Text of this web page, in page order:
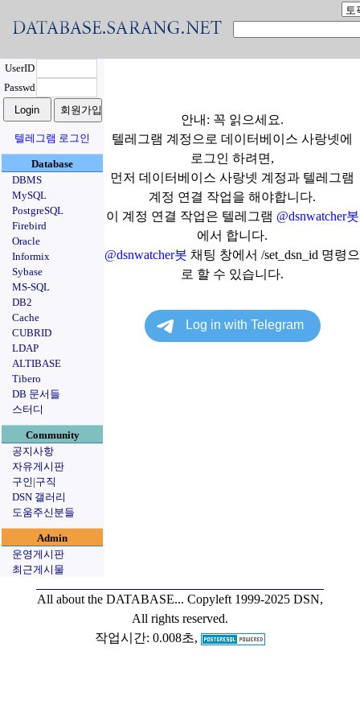
UserID
Passwd
텔레그램 로그인
Database
DBMS
MySQL
PostgreSQL
Firebird
Oracle
Informix
Sybase
MS-SQL
DB2
Cache
CUBRID
LDAP
ALTIBASE
Tibero
DB 문서들
스터디
Community
공지사항
자유게시판
구인|구직
DSN 갤러리
도움주신분들
Admin
운영게시판
최근게시물
안내: 꼭 읽으세요.
텔레그램 계정으로 데이터베이스 사랑넷에
로그인 하려면,
먼저 데이터베이스 사랑넷 계정과 텔레그램
계정 연결 작업을 해야합니다.
이 계정 연결 작업은 텔레그램 @dsnwatcher봇
에서 합니다.
@dsnwatcher봇 채팅 창에서 /set_dsn_id 명령으
로 할 수 있습니다.
All about the DATABASE... Copyleft 1999-2025 DSN,
All rights reserved.
작업시간: 0.008초,